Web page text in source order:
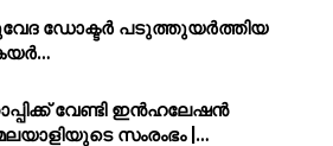
ഡോക്ടർ പടുത്തുയർത്തിയ
വേണ്ടി ഇൻഹലേഷൻ
സംരംഭം |…